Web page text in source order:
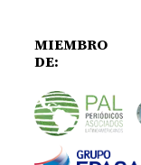
MIEMBRO
DE: